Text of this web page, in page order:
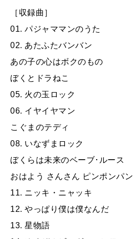
［収録曲］
01. パジャママンのうた
02. あたふたバンバン
あの子の心はボクのもの
ぼくとドラねこ
05. 火の玉ロック
06. イヤイヤマン
こぐまのテディ
08. いなずまロック
ぼくらは未来のベーブ･ルース
おはよう さんさん ピンポンパン
11. ニッキ・ニャッキ
12. やっぱり僕は僕なんだ
13. 星物語